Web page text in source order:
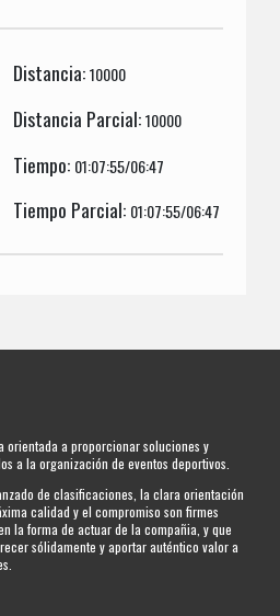
Distancia:10000
Distancia Parcial:10000
Tiempo: 01:07:55/06:47
Tiempo Parcial: 01:07:55/06:47
orientada a proporcionar soluciones y
a la organización de eventos deportivos.
de clasificaciones, la clara orientación
calidad y el compromiso son firmes
la forma de actuar de la compañia, y que
sólidamente y aportar auténtico valor a